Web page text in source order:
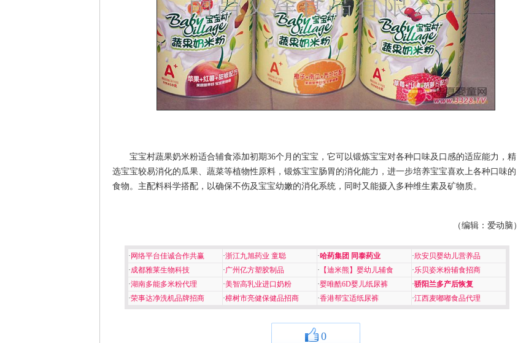
宝宝村蔬果奶米粉适合辅食添加初期36个月的宝宝，它可以锻炼宝宝对各种口味及口感的适应能力，精
选宝宝较易消化的瓜果、蔬菜等植物性原料，锻炼宝宝肠胃的消化能力，进一步培养宝宝喜欢上各种口味的
食物。主配料科学搭配，以确保不伤及宝宝幼嫩的消化系统，同时又能摄入多种维生素及矿物质。
（编辑：爱动脑）
· 网络平台佳诚合作共赢 ·浙江九旭药业 童聪 ·哈药集团 同泰药业 ·欣安贝婴幼儿营养品
·成都雅莱生物科技 ·广州亿方塑胶制品 · 【迪米熊】婴幼儿辅食 ·乐贝姿米粉辅食招商
·湖南多能多米粉代理 ·美智高乳业进口奶粉 ·婴唯酷6D婴儿纸尿裤 ·骄阳兰多产后恢复
·荣事达净洗机品牌招商 ·樟树市亮健保健品招商 ·香港帮宝适纸尿裤 ·江西麦嘟嘟食品代理
0